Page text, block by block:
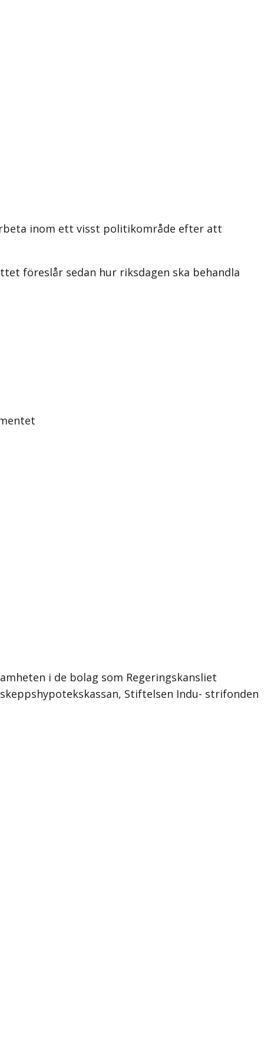
inom ett visst politikområde efter att
föreslår sedan hur riksdagen ska behandla
i de bolag som Regeringskansliet
Stiftelsen Indu- strifonden